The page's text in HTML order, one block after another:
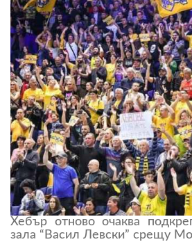
Хебър отново очаква
зала “Васил Левски” срещу